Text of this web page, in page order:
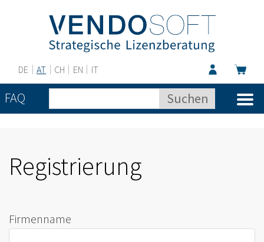
DE AT CH EN IT
FAQ
Registrierung
Firmenname